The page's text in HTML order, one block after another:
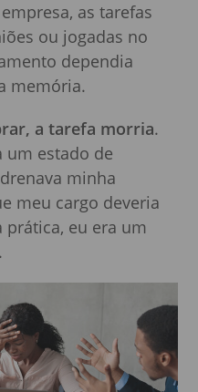
as tarefas
ou jogadas no
dependia
memória.
a tarefa morria.
um estado de
minha
meu cargo deveria
prática, eu era um